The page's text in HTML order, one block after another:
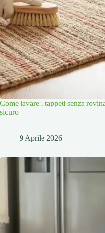
Come lavare i tappeti senza
sicuro
9 Aprile 2026